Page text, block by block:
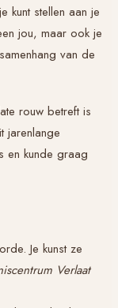
kunt stellen aan je
jou, maar ook je
van de
rouw betreft is
jarenlange
en kunde graag
Je kunst ze
Verlaat